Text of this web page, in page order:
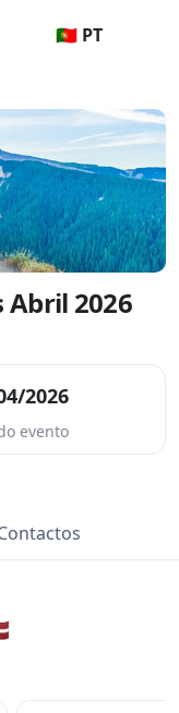
🇵🇹 PT
Abril 2026
2026
evento